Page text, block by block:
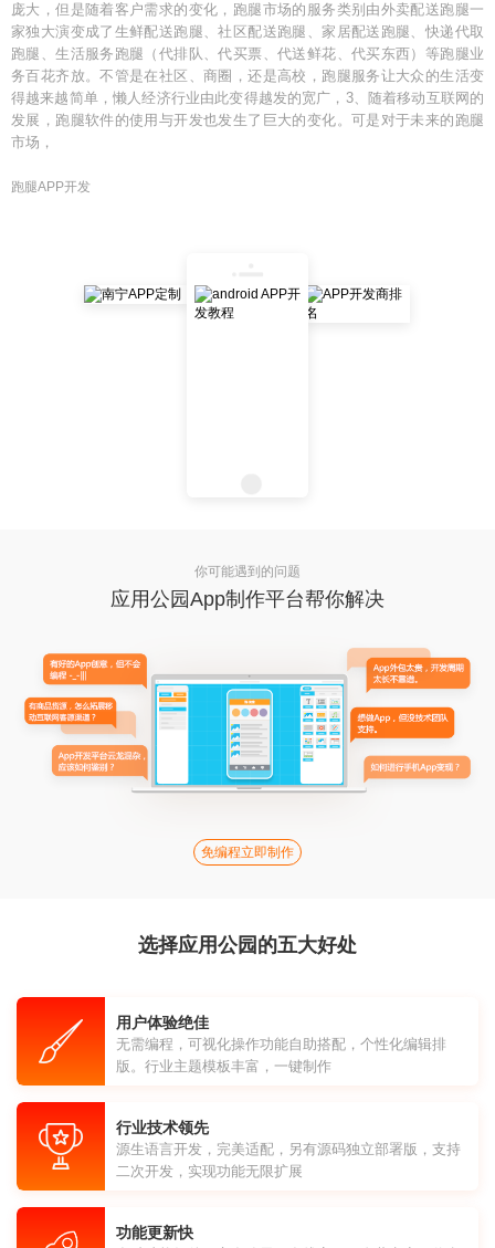
庞大，但是随着客户需求的变化，跑腿市场的服务类别由外卖配送跑腿一
家独大演变成了生鲜配送跑腿、社区配送跑腿、家居配送跑腿、快递代取
跑腿、生活服务跑腿（代排队、代买票、代送鲜花、代买东西）等跑腿业
务百花齐放。不管是在社区、商圈，还是高校，跑腿服务让大众的生活变
得越来越简单，懒人经济行业由此变得越发的宽广，3、随着移动互联网的
发展，跑腿软件的使用与开发也发生了巨大的变化。可是对于未来的跑腿
市场，
跑腿APP开发
你可能遇到的问题
应用公园App制作平台帮你解决
免编程立即制作
选择应用公园的五大好处
用户体验绝佳
无需编程，可视化操作功能自助搭配，个性化编辑排
版。行业主题模板丰富，一键制作
行业技术领先
源生语言开发，完美适配，另有源码独立部署版，支持
二次开发，实现功能无限扩展
功能更新快